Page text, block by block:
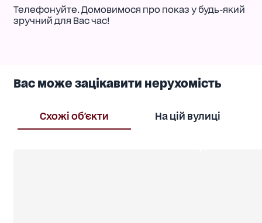
Телефонуйте. Домовимося про показ у будь-який
зручний для Вас час!
Вас може зацікавити нерухомість
Схожі об'єкти На цій вулиці